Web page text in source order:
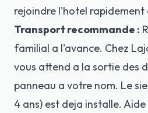
rejoindre l'hotel
Transport recommande :
familial a l'avance. Chez
vous attend a la sortie des
panneau a votre nom. Le
4 ans) est deja installe.